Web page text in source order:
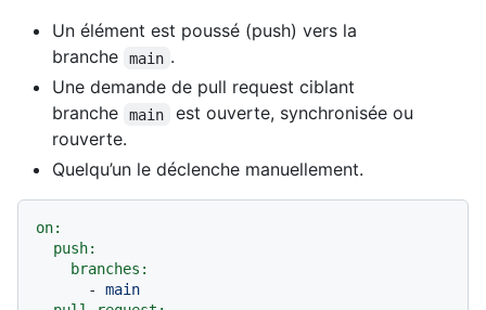
Un élément est poussé (push) vers la
branche
main .
Une demande de pull request ciblant
branche
main
est ouverte, synchronisée ou
rouverte.
Quelqu’un le déclenche manuellement.
on:
push:
branches:
-
main